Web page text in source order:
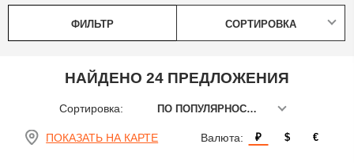
ФИЛЬТР СОРТИРОВКА
НАЙДЕНО 24 ПРЕДЛОЖЕНИЯ
Сортировка: ПО ПОПУЛЯРНОСТИ
ПОКАЗАТЬ НА КАРТЕ Валюта: ₽ $ €